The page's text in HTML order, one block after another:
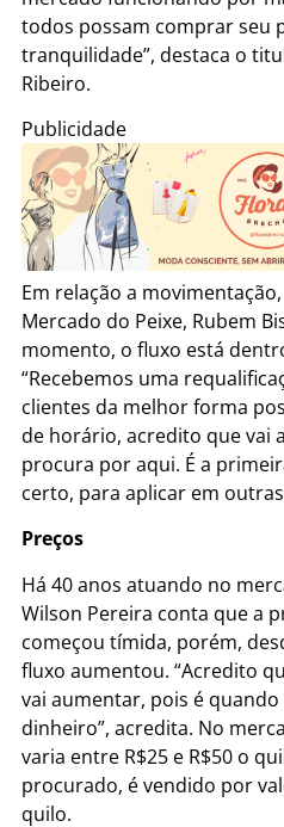
todos possam comprar seu
tranquilidade”, destaca o
Ribeiro.
Publicidade
Em relação a
Mercado do Peixe, Rubem
momento, o fluxo está
“Recebemos uma
clientes da melhor forma
de horário, acredito que vai
procura por aqui. É a
certo, para aplicar em outras
Preços
Há 40 anos atuando no
Wilson Pereira conta que a
começou tímida, porém,
fluxo aumentou. “Acredito
vai aumentar, pois é
dinheiro”, acredita. No
varia entre R$25 e R$50 o
procurado, é vendido por
quilo.